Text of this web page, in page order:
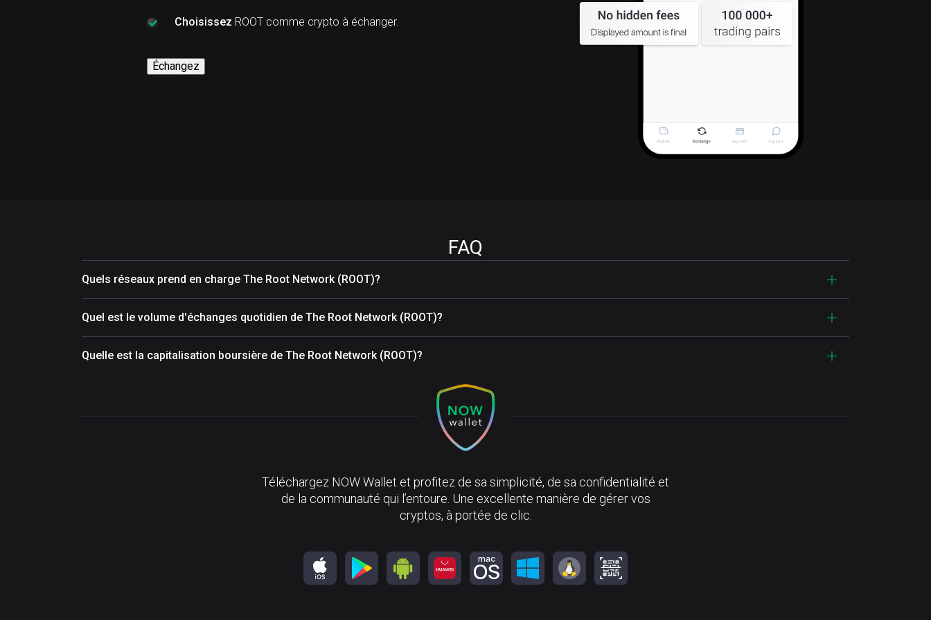
Choisissez ROOT comme crypto à échanger.
Échangez
FAQ
Quels réseaux prend en charge The Root Network (ROOT)?
Quel est le volume d'échanges quotidien de The Root Network (ROOT)?
Quelle est la capitalisation boursière de The Root Network (ROOT)?
Téléchargez NOW Wallet et profitez de sa simplicité, de sa confidentialité et
de la communauté qui l’entoure. Une excellente manière de gérer vos
cryptos, à portée de clic.